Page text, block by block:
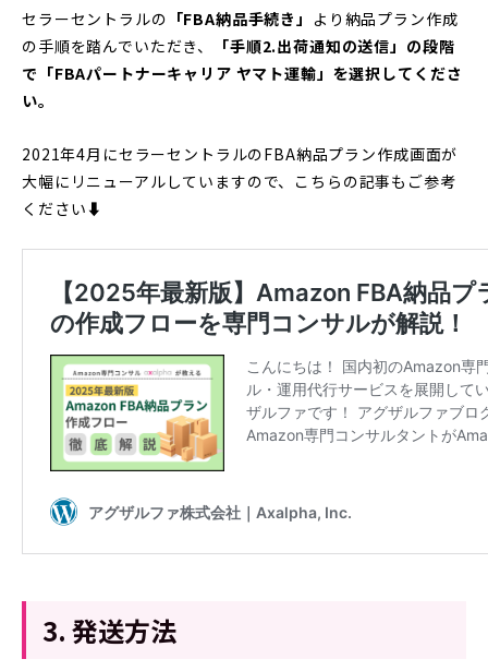
セラーセントラルの 「FBA納品手続き」 より納品プラン作成
の手順を踏んでいただき、
「手順2.出荷通知の送信」の段階
で「FBAパートナーキャリア ヤマト運輸」を選択してくださ
い。
2021年4月にセラーセントラルのFBA納品プラン作成画面が
大幅にリニューアルしていますので、こちらの記事もご参考
ください⬇︎
3. 発送方法